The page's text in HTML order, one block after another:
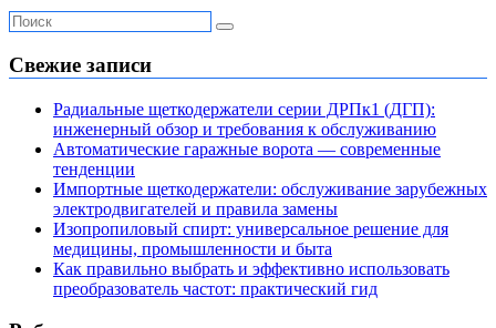
Свежие записи
Радиальные щеткодержатели серии ДРПк1 (ДГП):
инженерный обзор и требования к обслуживанию
Автоматические гаражные ворота — современные
тенденции
Импортные щеткодержатели: обслуживание зарубежных
электродвигателей и правила замены
Изопропиловый спирт: универсальное решение для
медицины, промышленности и быта
Как правильно выбрать и эффективно использовать
преобразователь частот: практический гид